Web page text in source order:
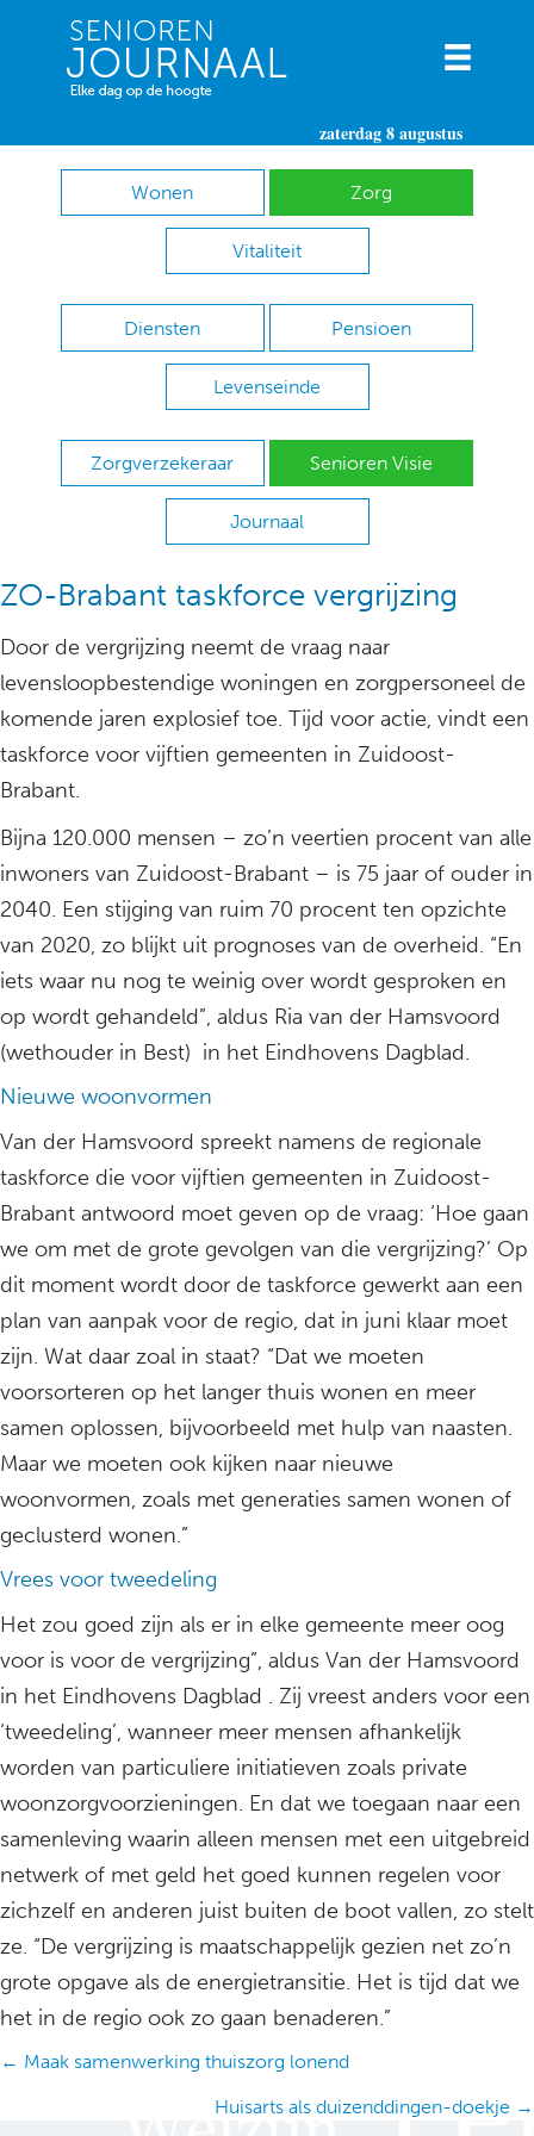
zaterdag 8 augustus
Wonen Zorg
Vitaliteit
Diensten Pensioen
Levenseinde
Zorgverzekeraar Senioren Visie
Journaal
ZO-Brabant taskforce vergrijzing
Door de vergrijzing neemt de vraag naar
levensloopbestendige woningen en zorgpersoneel de
komende jaren explosief toe. Tijd voor actie, vindt een
taskforce voor vijftien gemeenten in Zuidoost-
Brabant.
Bijna 120.000 mensen – zo’n veertien procent van alle
inwoners van Zuidoost-Brabant – is 75 jaar of ouder in
2040. Een stijging van ruim 70 procent ten opzichte
van 2020, zo blijkt uit prognoses van de overheid. “En
iets waar nu nog te weinig over wordt gesproken en
op wordt gehandeld”, aldus Ria van der Hamsvoord
(wethouder in Best) in het Eindhovens Dagblad.
Nieuwe woonvormen
Van der Hamsvoord spreekt namens de regionale
taskforce die voor vijftien gemeenten in Zuidoost-
Brabant antwoord moet geven op de vraag: ‘Hoe gaan
we om met de grote gevolgen van die vergrijzing?’ Op
dit moment wordt door de taskforce gewerkt aan een
plan van aanpak voor de regio, dat in juni klaar moet
zijn. Wat daar zoal in staat? “Dat we moeten
voorsorteren op het langer thuis wonen en meer
samen oplossen, bijvoorbeeld met hulp van naasten.
Maar we moeten ook kijken naar nieuwe
woonvormen, zoals met generaties samen wonen of
geclusterd wonen.”
Vrees voor tweedeling
Het zou goed zijn als er in elke gemeente meer oog
voor is voor de vergrijzing”, aldus Van der Hamsvoord
in het Eindhovens Dagblad . Zij vreest anders voor een
‘tweedeling’, wanneer meer mensen afhankelijk
worden van particuliere initiatieven zoals private
woonzorgvoorzieningen. En dat we toegaan naar een
samenleving waarin alleen mensen met een uitgebreid
netwerk of met geld het goed kunnen regelen voor
zichzelf en anderen juist buiten de boot vallen, zo stelt
ze. “De vergrijzing is maatschappelijk gezien net zo’n
grote opgave als de energietransitie. Het is tijd dat we
het in de regio ook zo gaan benaderen.”
Posts
← Maak samenwerking thuiszorg lonend
Huisarts als duizenddingen-doekje →